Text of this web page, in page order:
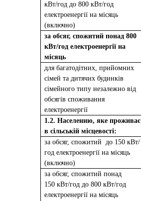
кВт/год до 800 кВт/год
електроенергії на місяць
(включно)
за обсяг, спожитий понад 800
кВт/год електроенергії на
місяць
для багатодітних, прийомних
сімей та дитячих будинків
сімейного типу незалежно від
обсягів споживання
електроенергії
1.2. Населенню, яке проживає
в сільській місцевості:
за обсяг, спожитий
до 150 кВт/
год електроенергії на місяць
(включно)
за обсяг, спожитий понад
150 кВт/год до 800 кВт/год
електроенергії на місяць